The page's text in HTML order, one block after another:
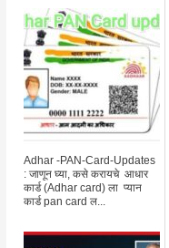
Adhar -PAN-Card-Updates
: जाणून घ्या, कसे करायचे आधार
कार्ड (Adhar card) ला प्यान
कार्ड pan card ल...